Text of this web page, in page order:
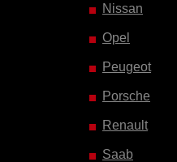
Nissan
Opel
Peugeot
Porsche
Renault
Saab